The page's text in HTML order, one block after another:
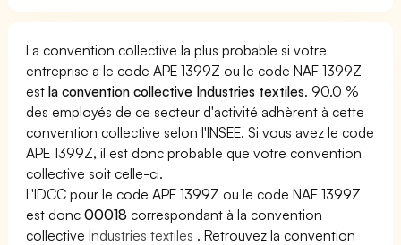
La convention collective la plus probable si votre
entreprise a le code APE 1399Z ou le code NAF 1399Z
estla convention collective Industries textiles. 90.0 %
des employés de ce secteur d'activité adhèrent à cette
convention collective selon l'INSEE. Si vous avez le code
APE 1399Z, il est donc probable que votre convention
collective soit celle-ci.
L'IDCC pour le code APE 1399Z ou le code NAF 1399Z
est donc00018 correspondant à la convention
collectiveIndustries textiles . Retrouvez la convention